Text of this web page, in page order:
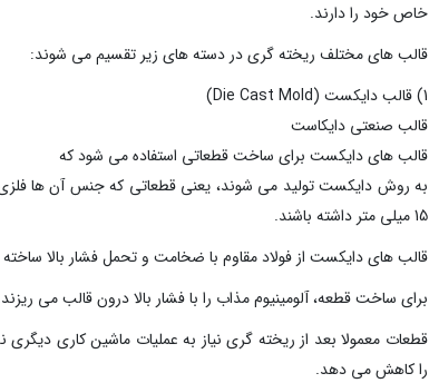
خاص خود را دارند.
قالب های مختلف ریخته گری در دسته های زیر تقسیم می شوند:
1) قالب دایکست (Die Cast Mold)
قالب صنعتی دایکاست
قالب های دایکست برای ساخت قطعاتی استفاده می شود که
15 میلی متر داشته باشند.
قالب های دایکست از فولاد مقاوم با ضخامت و تحمل فشار بالا
برای ساخت قطعه، آلومینیوم مذاب را با فشار بالا درون قالب می
قطعات معمولا بعد از ریخته گری نیاز به عملیات ماشین کاری دیگری
را کاهش می دهد.